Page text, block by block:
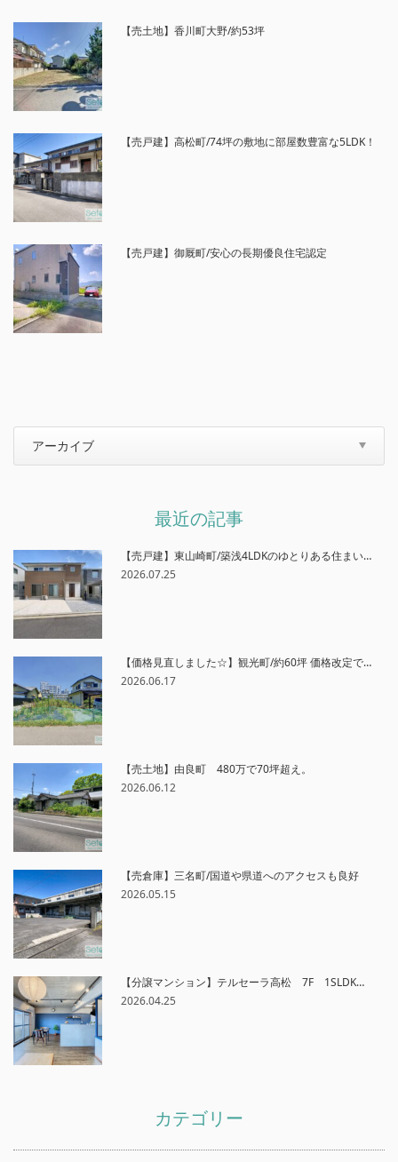
【売土地】香川町大野/約53坪
【売戸建】高松町/74坪の敷地に部屋数豊富な5LDK！
【売戸建】御厩町/安心の長期優良住宅認定
最近の記事
【売戸建】東山崎町/築浅4LDKのゆとりある住まい…
2026.07.25
【価格見直しました☆】観光町/約60坪 価格改定で…
2026.06.17
【売土地】由良町 480万で70坪超え。
2026.06.12
【売倉庫】三名町/国道や県道へのアクセスも良好
2026.05.15
【分譲マンション】テルセーラ高松 7F 1SLDK…
2026.04.25
カテゴリー